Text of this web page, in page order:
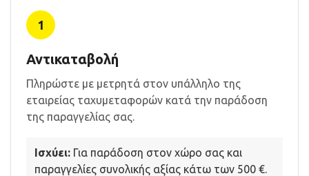
1
Αντικαταβολή
Πληρώστε με μετρητά στον υπάλληλο της
εταιρείας ταχυμεταφορών κατά την παράδοση
της παραγγελίας σας.
Ισχύει: Για παράδοση στον χώρο σας και
παραγγελίες συνολικής αξίας κάτω των 500 €.